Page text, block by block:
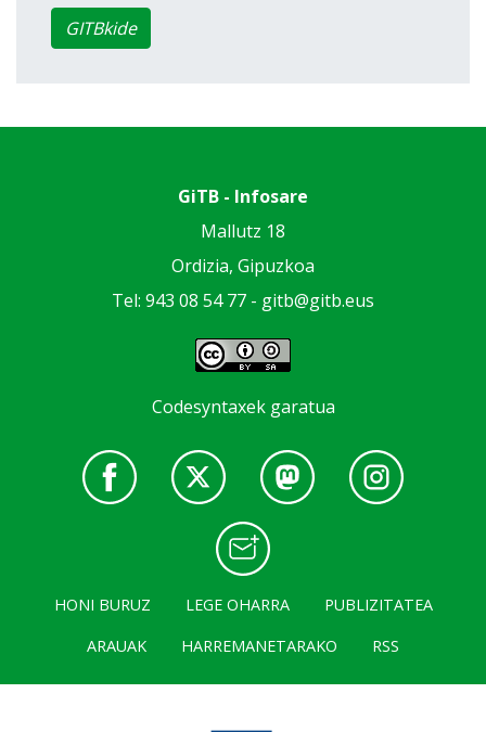
GITBkide
GiTB - Infosare
Mallutz 18
Ordizia, Gipuzkoa
Tel: 943 08 54 77 - gitb@gitb.eus
Codesyntaxek garatua
HONI BURUZ LEGE OHARRA
PUBLIZITATEA
ARAUAK
HARREMANETARAKO RSS